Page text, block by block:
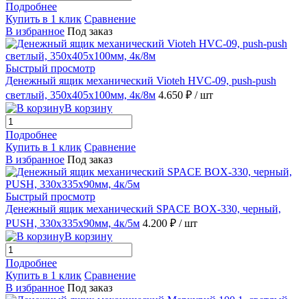
Подробнее
Купить в 1 клик Сравнение
В избранное Под заказ
Быстрый просмотр
Денежный ящик механический Vioteh HVC-09, push-push
светлый, 350х405х100мм, 4к/8м 4.650 ₽ / шт
В корзину
Подробнее
Купить в 1 клик Сравнение
В избранное Под заказ
Быстрый просмотр
Денежный ящик механический SPACE BOX-330, черный,
PUSH, 330х335х90мм, 4к/5м 4.200 ₽ / шт
В корзину
Подробнее
Купить в 1 клик Сравнение
В избранное Под заказ